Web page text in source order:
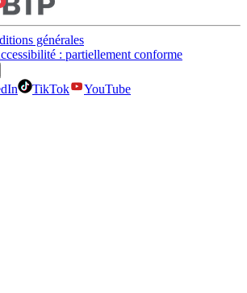
générales
: partiellement conforme
TikTok
YouTube